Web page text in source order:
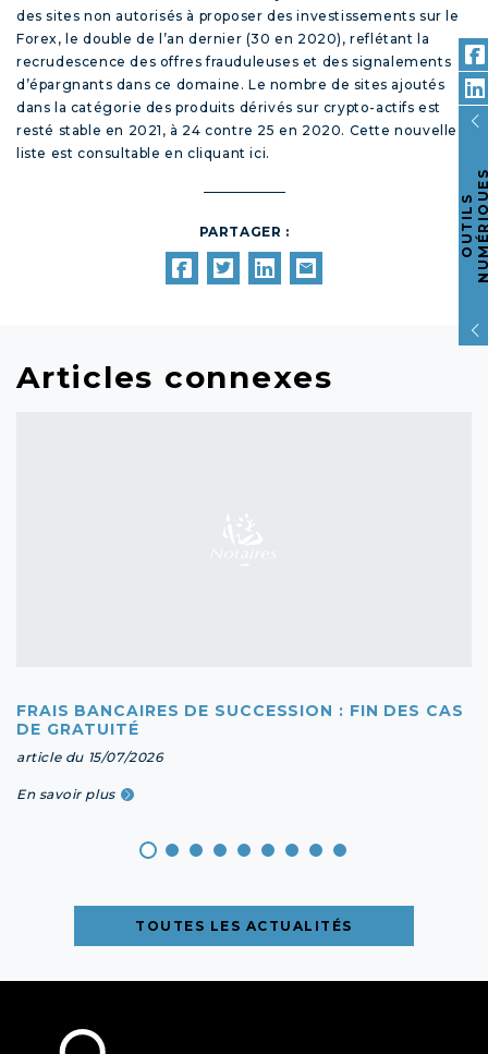
des sites non autorisés à proposer des investissements sur le
Forex, le double de l’an dernier (30 en 2020), reflétant la
recrudescence des offres frauduleuses et des signalements
d’épargnants dans ce domaine. Le nombre de sites ajoutés
dans la catégorie des produits dérivés sur crypto-actifs est
resté stable en 2021, à 24 contre 25 en 2020. Cette nouvelle
liste est consultable encliquant ici.
PARTAGER :
Articles connexes
FRAIS BANCAIRES DE SUCCESSION : FIN DES CAS
DE GRATUITÉ
article du 15/07/2026
En savoir plus
TOUTES LES ACTUALITÉS
O
U
T
I
L
S
N
U
M
É
R
I
Q
U
E